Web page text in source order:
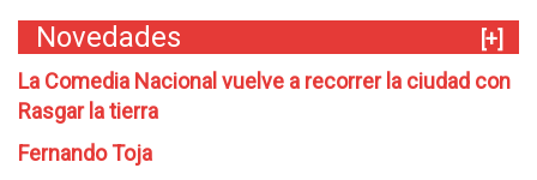
Novedades
[+]
La Comedia Nacional vuelve a recorrer la ciudad con
Rasgar la tierra
Fernando Toja